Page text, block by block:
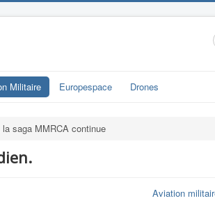
Militaire Europespace Drones
saga MMRCA continue
Aviation